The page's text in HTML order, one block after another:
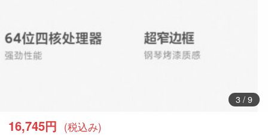
3/ 9
16,745円 (税込み)